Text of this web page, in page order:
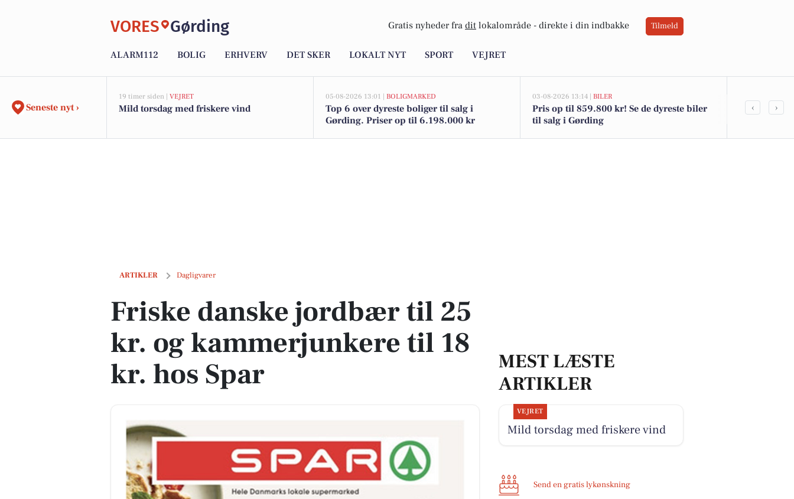
VORES Gørding Gratis nyheder fra dit lokalområde - direkte i din indbakke Tilmeld
ALARM112 BOLIG ERHVERV DET SKER LOKALT NYT SPORT VEJRET
Seneste nyt ›
19 timer siden | VEJRET
Mild torsdag med friskere vind
05-08-2026 13:01 | BOLIGMARKED
Top 6 over dyreste boliger til salg i
Gørding. Priser op til 6.198.000 kr
03-08-2026 13:14 | BILER
Pris op til 859.800 kr! Se de dyreste biler
til salg i Gørding
Friske
‹ ›
ARTIKLER Dagligvarer
Friske danske jordbær til 25 kr. og kammerjunkere til 18 kr. hos Spar
Friske danske jordbær til 25
kr. og kammerjunkere til 18
kr. hos Spar
MEST LÆSTE
ARTIKLER
VEJRET
Mild torsdag med friskere vind
Send en gratis lykønskning